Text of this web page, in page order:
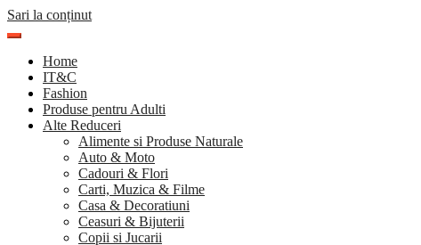
Sari la conținut
Home
IT&C
Fashion
Produse pentru Adulti
Alte Reduceri
Alimente si Produse Naturale
Auto & Moto
Cadouri & Flori
Carti, Muzica & Filme
Casa & Decoratiuni
Ceasuri & Bijuterii
Copii si Jucarii